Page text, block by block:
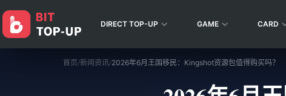
DIRECT TOP-UP GAME CARD
首页/新闻资讯/2026年6月王国移民：Kingshot资源包值得购买吗？